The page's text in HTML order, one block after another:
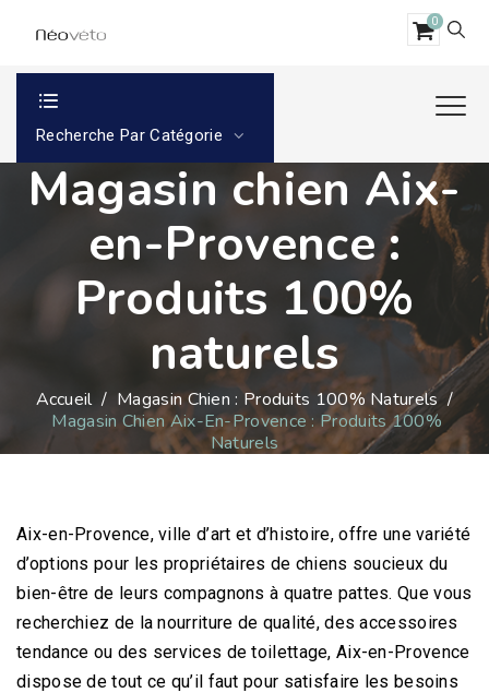
0
Recherche Par Catégorie
Magasin chien Aix-
en-Provence :
Produits 100%
naturels
Accueil/ Magasin Chien : Produits 100% Naturels /
Magasin Chien Aix-En-Provence : Produits 100%
Naturels
Aix-en-Provence, ville d’art et d’histoire, offre une variété
d’options pour les propriétaires de chiens soucieux du
bien-être de leurs compagnons à quatre pattes. Que vous
recherchiez de la nourriture de qualité, des accessoires
tendance ou des services de toilettage, Aix-en-Provence
dispose de tout ce qu’il faut pour satisfaire les besoins